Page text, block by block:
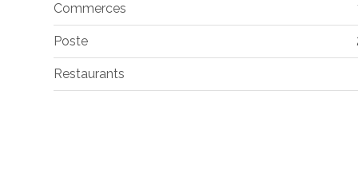
Commerces
Poste
Restaurants